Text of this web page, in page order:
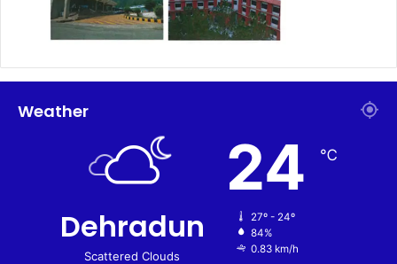
Weather
Dehradun
Scattered Clouds
24 ℃
27º - 24º
84%
0.83 km/h